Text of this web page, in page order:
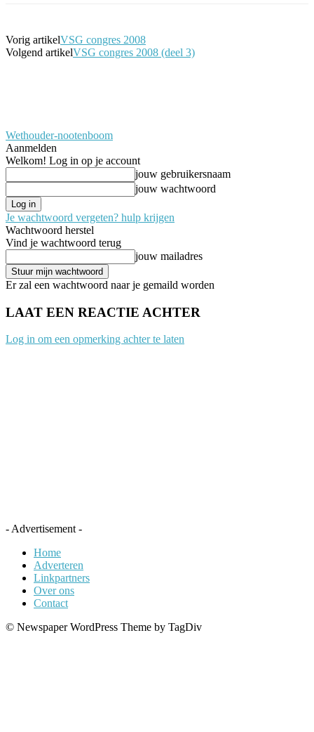
Vorig artikelVSG congres 2008
Volgend artikelVSG congres 2008 (deel 3)
Wethouder-nootenboom
Aanmelden
Welkom! Log in op je account
jouw gebruikersnaam
jouw wachtwoord
Je wachtwoord vergeten? hulp krijgen
Wachtwoord herstel
Vind je wachtwoord terug
jouw mailadres
Er zal een wachtwoord naar je gemaild worden
LAAT EEN REACTIE ACHTER
Log in om een opmerking achter te laten
- Advertisement -
Home
Adverteren
Linkpartners
Over ons
Contact
© Newspaper WordPress Theme by TagDiv